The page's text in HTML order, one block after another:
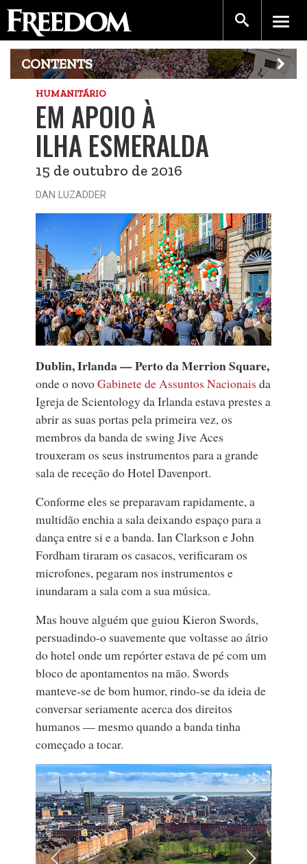
CONTENTS
HUMANITÁRIO
EM APOIO À
ILHA ESMERALDA
15 de outubro de 2016
DAN LUZADDER
Dublin, Irlanda — Perto da Merrion Square,
onde o novoGabinete de Assuntos Nacionais da
Igreja de Scientology da Irlanda estava prestes a
abrir as suas portas pela primeira vez, os
membros da banda de swing Jive Aces
trouxeram os seus instrumentos para a grande
sala de receção do Hotel Davenport.
Conforme eles se preparavam rapidamente, a
multidão enchia a sala deixando espaço para a
dança entre si e a banda. Ian Clarkson e John
Fordham tiraram os casacos, verificaram os
microfones, pegaram nos instrumentos e
inundaram a sala com a sua música.
Mas houve alguém que guiou Kieron Swords,
persuadindo‑o suavemente que voltasse ao átrio
do hotel onde um repórter estava de pé com um
bloco de apontamentos na mão. Swords
manteve‑se de bom humor, rindo‑se da ideia de
conversar seriamente acerca dos direitos
humanos — mesmo quando a banda tinha
começado a tocar.